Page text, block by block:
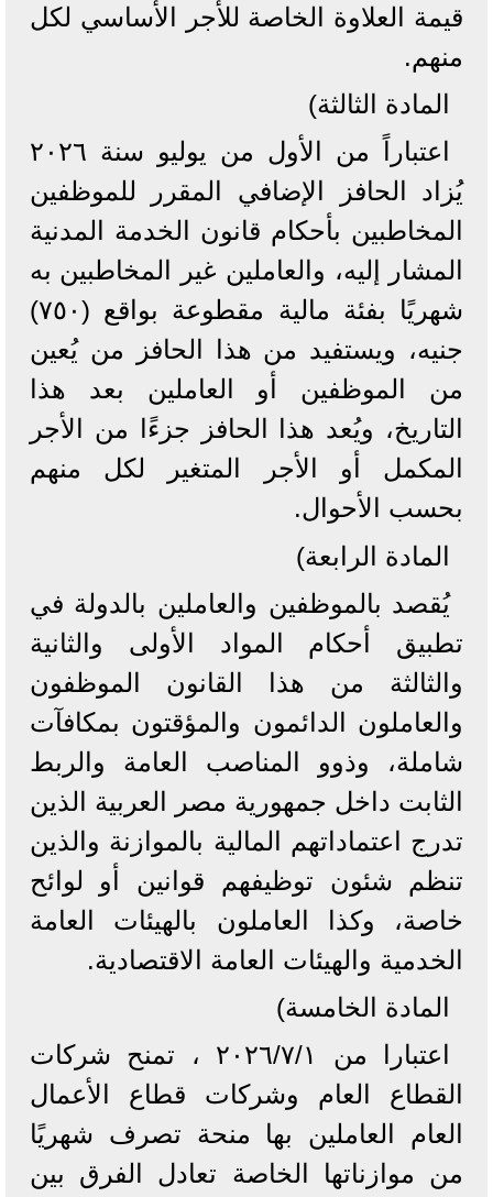
قيمة العلاوة الخاصة للأجر الأساسي لكل
منهم.
المادة الثالثة)
اعتباراً من الأول من يوليو سنة ۲۰۲٦
يُزاد الحافز الإضافي المقرر للموظفين
المخاطبين بأحكام قانون الخدمة المدنية
المشار إليه، والعاملين غير المخاطبين به
شهريًا بفئة مالية مقطوعة بواقع (٧٥٠)
جنيه، ويستفيد من هذا الحافز من يُعين
من الموظفين أو العاملين بعد هذا
التاريخ، ويُعد هذا الحافز جزءًا من الأجر
المكمل أو الأجر المتغير لكل منهم
بحسب الأحوال.
المادة الرابعة)
يُقصد بالموظفين والعاملين بالدولة في
تطبيق أحكام المواد الأولى والثانية
والثالثة من هذا القانون الموظفون
والعاملون الدائمون والمؤقتون بمكافآت
شاملة، وذوو المناصب العامة والربط
الثابت داخل جمهورية مصر العربية الذين
تدرج اعتماداتهم المالية بالموازنة والذين
تنظم شئون توظيفهم قوانين أو لوائح
خاصة، وكذا العاملون بالهيئات العامة
الخدمية والهيئات العامة الاقتصادية.
المادة الخامسة)
اعتبارا من ۲۰۲٦/٧/١ ، تمنح شركات
القطاع العام وشركات قطاع الأعمال
العام العاملين بها منحة تصرف شهريًا
من موازناتها الخاصة تعادل الفرق بين